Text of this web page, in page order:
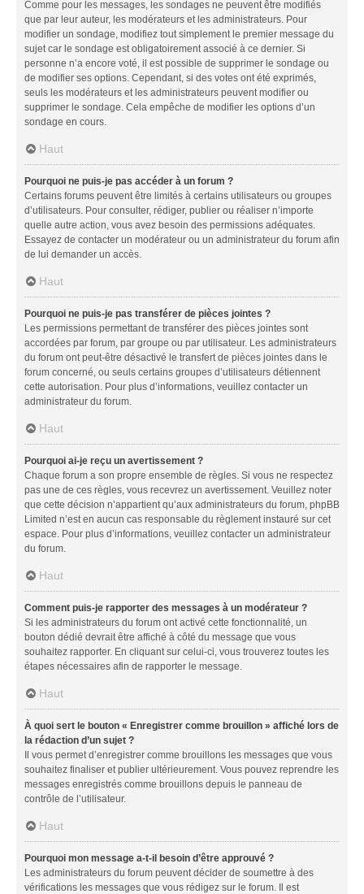
Comme pour les messages, les sondages ne peuvent être modifiés
que par leur auteur, les modérateurs et les administrateurs. Pour
modifier un sondage, modifiez tout simplement le premier message du
sujet car le sondage est obligatoirement associé à ce dernier. Si
personne n’a encore voté, il est possible de supprimer le sondage ou
de modifier ses options. Cependant, si des votes ont été exprimés,
seuls les modérateurs et les administrateurs peuvent modifier ou
supprimer le sondage. Cela empêche de modifier les options d’un
sondage en cours.
Haut
Pourquoi ne puis-je pas accéder à un forum ?
Certains forums peuvent être limités à certains utilisateurs ou groupes
d’utilisateurs. Pour consulter, rédiger, publier ou réaliser n’importe
quelle autre action, vous avez besoin des permissions adéquates.
Essayez de contacter un modérateur ou un administrateur du forum afin
de lui demander un accès.
Haut
Pourquoi ne puis-je pas transférer de pièces jointes ?
Les permissions permettant de transférer des pièces jointes sont
accordées par forum, par groupe ou par utilisateur. Les administrateurs
du forum ont peut-être désactivé le transfert de pièces jointes dans le
forum concerné, ou seuls certains groupes d’utilisateurs détiennent
cette autorisation. Pour plus d’informations, veuillez contacter un
administrateur du forum.
Haut
Pourquoi ai-je reçu un avertissement ?
Chaque forum a son propre ensemble de règles. Si vous ne respectez
pas une de ces règles, vous recevrez un avertissement. Veuillez noter
que cette décision n’appartient qu’aux administrateurs du forum, phpBB
Limited n’est en aucun cas responsable du règlement instauré sur cet
espace. Pour plus d’informations, veuillez contacter un administrateur
du forum.
Haut
Comment puis-je rapporter des messages à un modérateur ?
Si les administrateurs du forum ont activé cette fonctionnalité, un
bouton dédié devrait être affiché à côté du message que vous
souhaitez rapporter. En cliquant sur celui-ci, vous trouverez toutes les
étapes nécessaires afin de rapporter le message.
Haut
À quoi sert le bouton « Enregistrer comme brouillon » affiché lors de
la rédaction d’un sujet ?
Il vous permet d’enregistrer comme brouillons les messages que vous
souhaitez finaliser et publier ultérieurement. Vous pouvez reprendre les
messages enregistrés comme brouillons depuis le panneau de
contrôle de l’utilisateur.
Haut
Pourquoi mon message a-t-il besoin d’être approuvé ?
Les administrateurs du forum peuvent décider de soumettre à des
vérifications les messages que vous rédigez sur le forum. Il est